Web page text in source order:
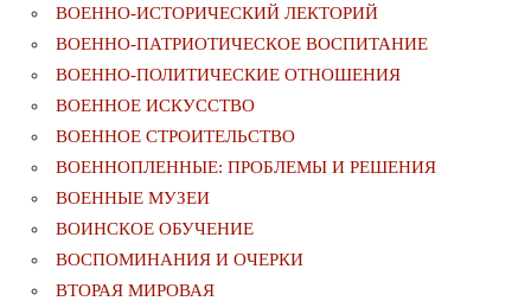
ВОЕННО-ИСТОРИЧЕСКИЙ ЛЕКТОРИЙ
ВОЕННО-ПАТРИОТИЧЕСКОЕ ВОСПИТАНИЕ
ВОЕННО-ПОЛИТИЧЕСКИE ОТНОШЕНИЯ
ВОЕННОЕ ИСКУССТВО
ВОЕННОЕ СТРОИТЕЛЬСТВО
ВОЕННОПЛЕННЫЕ: ПРОБЛЕМЫ И РЕШЕНИЯ
ВОЕННЫЕ МУЗЕИ
ВОИНСКОЕ ОБУЧЕНИЕ
ВОСПОМИНАНИЯ И ОЧЕРКИ
ВТОРАЯ МИРОВАЯ